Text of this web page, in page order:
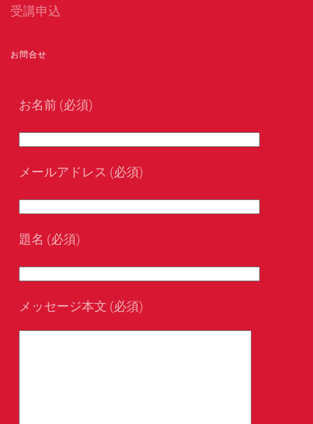
受講申込
お問合せ
お名前 (必須)
メールアドレス (必須)
題名 (必須)
メッセージ本文 (必須)